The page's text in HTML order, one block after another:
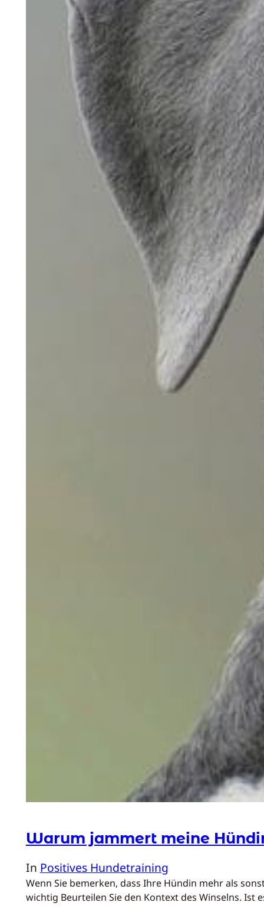
Warum jammert meine
In Positives Hundetraining
Wenn Sie bemerken, dass Ihre Hündin mehr als
wichtig Beurteilen Sie den Kontext des Winselns.